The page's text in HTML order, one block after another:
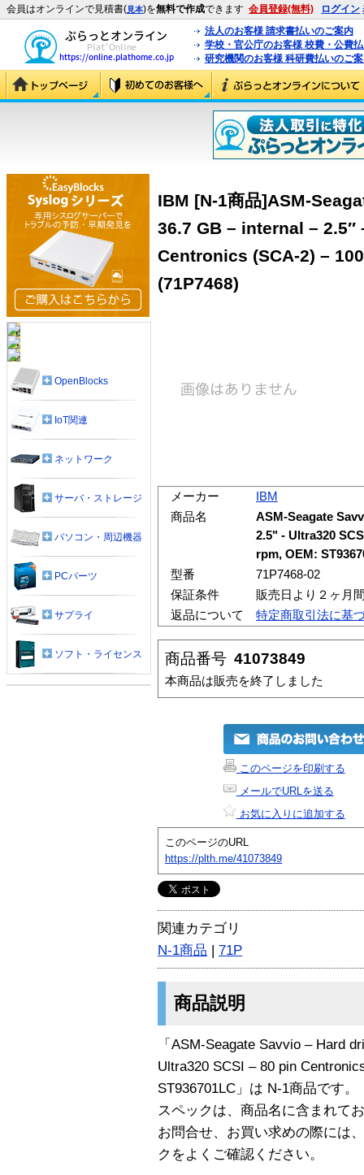
会員はオンラインで見積書(見本)を無料で作成できます 会員登録(無料) ログイン
法人のお客様 請求書払いのご案内
学校・官公庁のお客様 校費・公費
研究機関のお客様 科研費払いのご
IBM [N-1商品]ASM-
36.7 GB – internal – 2.5″
Centronics (SCA-2) –
(71P7468)
メーカー
IBM
商品名
ASM-Seagate
2.5" - Ultra320
rpm, OEM:
型番
71P7468-02
保証条件
販売日より２ヶ月
返品について
特定商取引法に基
商品番号 41073849
本商品は販売を終了しました
このページを印刷する
メールでURLを送る
お気に入りに追加する
このページのURL
https://plth.me/41073849
関連カテゴリ
N-1商品 | 71P
商品説明
「ASM-Seagate Savvio – Hard
Ultra320 SCSI – 80 pin
ST936701LC」は N-1商品です。
スペックは、商品名に含まれて
お問合せ、お買い求めの際には
クをよくご確認ください。
OpenBlocks
IoT関連
ネットワーク
サーバ・ストレージ
パソコン・周辺機器
PCパーツ
サプライ
ソフト・ライセンス